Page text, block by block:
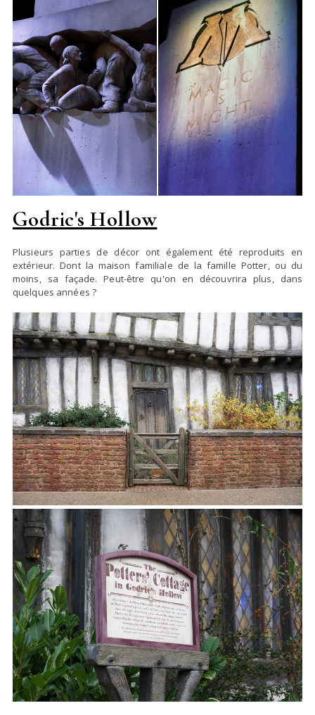
Godric's Hollow
Plusieurs parties de décor ont également été reproduits en
extérieur. Dont la maison familiale de la famille Potter, ou du
moins, sa façade. Peut-être qu'on en découvrira plus, dans
quelques années ?